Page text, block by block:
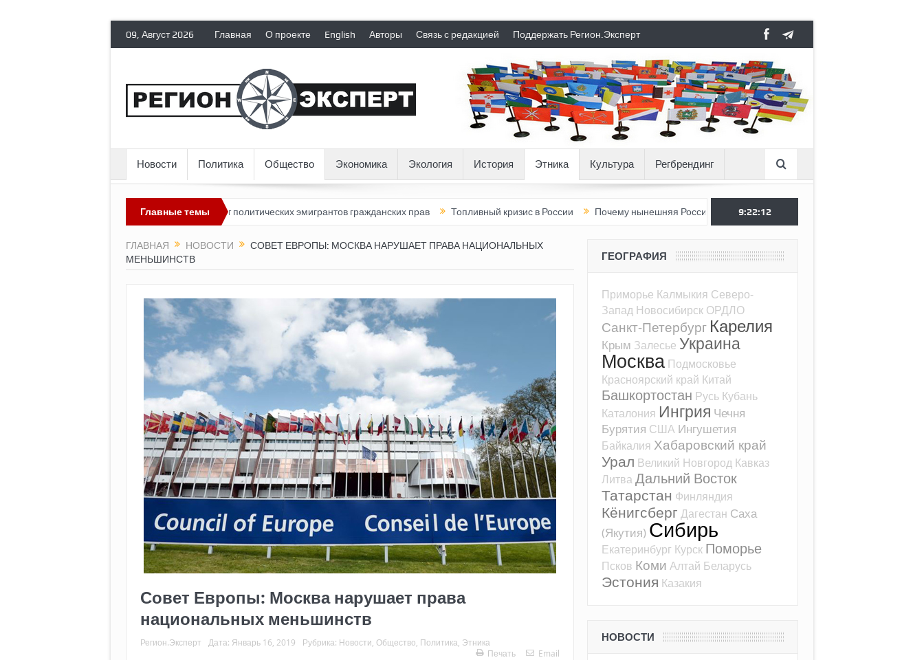
09, Август 2026 Главная О проекте English Авторы Связь с редакцией Поддержать Регион.Эксперт
Новости Политика Общество Экономика Экология История Этника Культура Регбрендинг
Главные темы
Россия лишает политических эмигрантов гражданских прав Топливный кризис в России Почему нынешняя Россия стала хуже, чем СССР?
9:22:13
ГЛАВНАЯ НОВОСТИ
СОВЕТ ЕВРОПЫ: МОСКВА НАРУШАЕТ ПРАВА НАЦИОНАЛЬНЫХ
МЕНЬШИНСТВ
Совет Европы: Москва нарушает права
национальных меньшинств
Регион.Эксперт Дата: Январь 16, 2019 Рубрика: Новости Общество Политика Этника
Печать
Email
ГЕОГРАФИЯ
Приморье Калмыкия Северо-
Запад Новосибирск ОРДЛО
Санкт-Петербург Карелия
Крым Залесье Украина
Москва Подмосковье
Красноярский край Китай
Башкортостан Русь Кубань
Каталония Ингрия Чечня
Бурятия США Ингушетия
Байкалия Хабаровский край
Урал Великий Новгород Кавказ
ЛитваДальний Восток
Татарстан Финляндия
Кёнигсберг Дагестан Саха
(Якутия) Сибирь
Екатеринбург Курск Поморье
Псков Коми Алтай Беларусь
Эстония Казакия
НОВОСТИ